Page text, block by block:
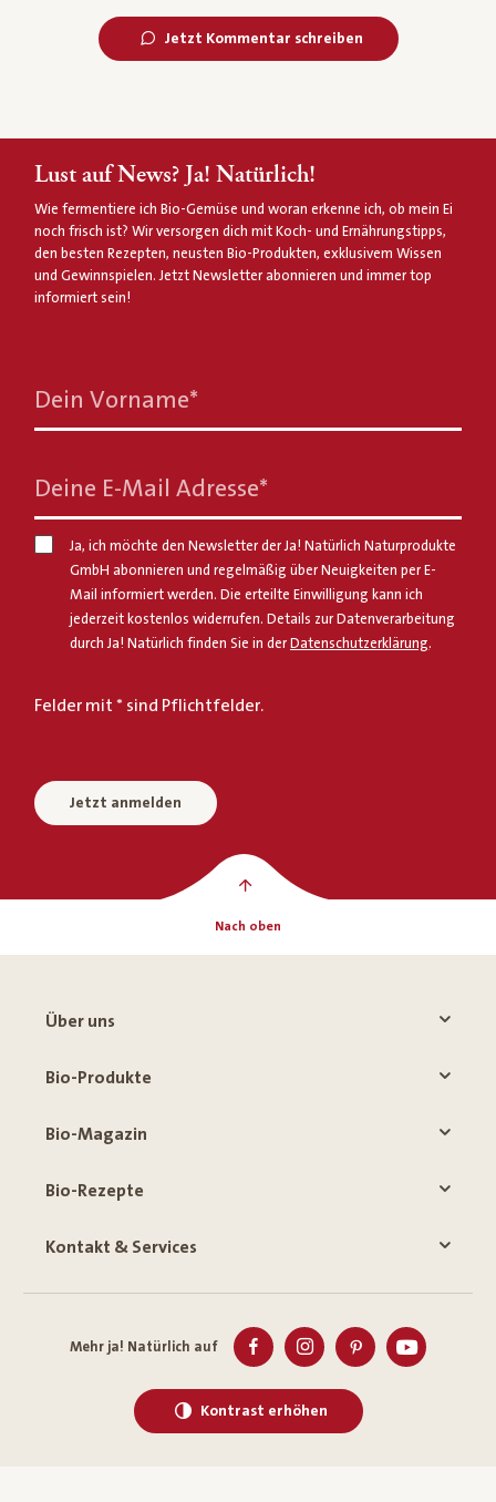
Jetzt Kommentar schreiben
Lust auf News? Ja! Natürlich!
Wie fermentiere ich Bio-Gemüse und woran erkenne ich, ob mein Ei
noch frisch ist? Wir versorgen dich mit Koch- und Ernährungstipps,
den besten Rezepten, neusten Bio-Produkten, exklusivem Wissen
und Gewinnspielen. Jetzt Newsletter abonnieren und immer top
informiert sein!
Dein Vorname*
Deine E-Mail Adresse*
Ja, ich möchte den Newsletter der Ja! Natürlich Naturprodukte
GmbH abonnieren und regelmäßig über Neuigkeiten per E-
Mail informiert werden. Die erteilte Einwilligung kann ich
jederzeit kostenlos widerrufen. Details zur Datenverarbeitung
durch Ja! Natürlich finden Sie in der Datenschutzerklärung.
Felder mit * sind Pflichtfelder.
Jetzt anmelden
Nach oben
Über uns
Bio-Produkte
Bio-Magazin
Bio-Rezepte
Kontakt & Services
Mehr ja! Natürlich auf
Kontrast erhöhen